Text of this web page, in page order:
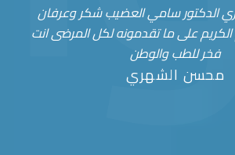
الدكتور سامي العضيب شكر وعرفان
على ما تقدمونه لكل المرضى انت
فخر للطب والوطن
محسن الشهري